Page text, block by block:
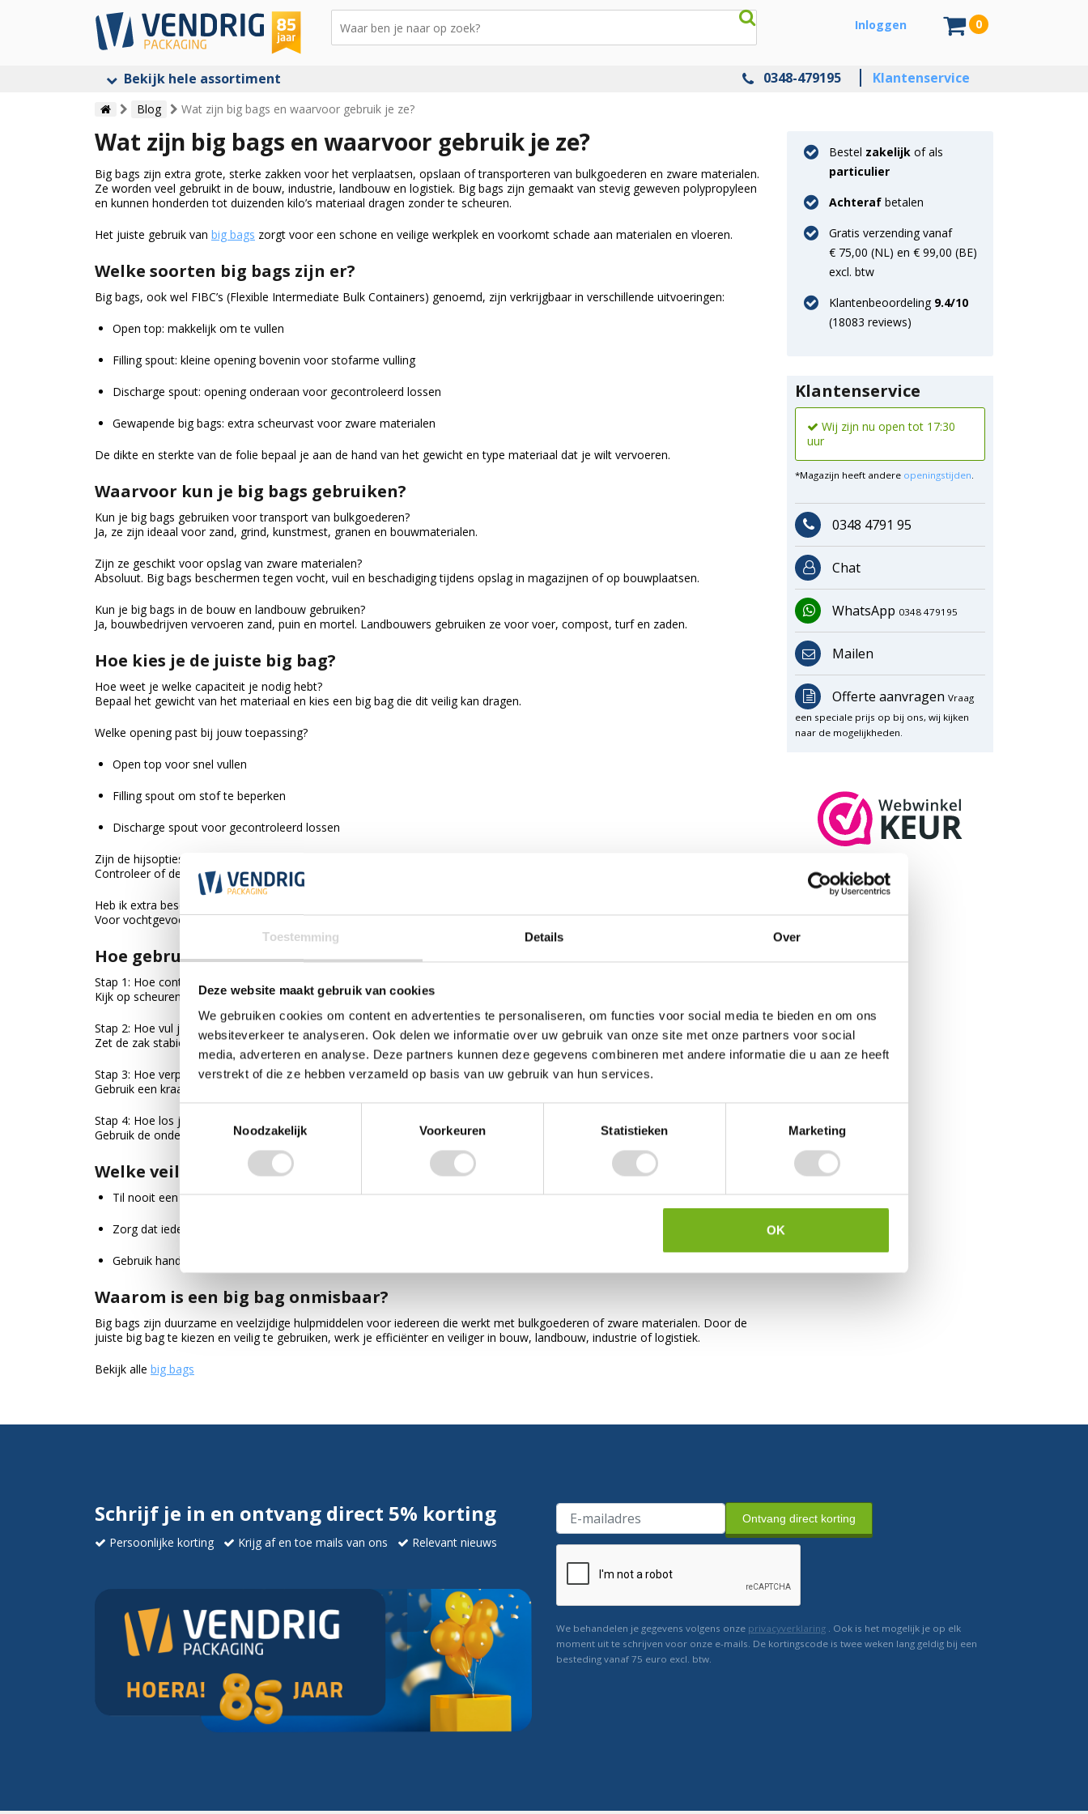
Toestemming Details Over
Deze website maakt gebruik van cookies
We gebruiken cookies om content en advertenties te personaliseren, om functies voor social media te bieden en om ons
websiteverkeer te analyseren. Ook delen we informatie over uw gebruik van onze site met onze partners voor social
media, adverteren en analyse. Deze partners kunnen deze gegevens combineren met andere informatie die u aan ze heeft
verstrekt of die ze hebben verzameld op basis van uw gebruik van hun services.
Noodzakelijk
Voorkeuren Statistieken Marketing
OK
Inloggen 0
Bekijk hele assortiment 0348-479195 Klantenservice
Blog Wat zijn big bags en waarvoor gebruik je ze?
Wat zijn big bags en waarvoor gebruik je ze?
Big bags zijn extra grote, sterke zakken voor het verplaatsen, opslaan of transporteren van bulkgoederen en zware materialen.
Ze worden veel gebruikt in de bouw, industrie, landbouw en logistiek. Big bags zijn gemaakt van stevig geweven polypropyleen
en kunnen honderden tot duizenden kilo’s materiaal dragen zonder te scheuren.
Het juiste gebruik van big bags zorgt voor een schone en veilige werkplek en voorkomt schade aan materialen en vloeren.
Welke soorten big bags zijn er?
Big bags, ook wel FIBC’s (Flexible Intermediate Bulk Containers) genoemd, zijn verkrijgbaar in verschillende uitvoeringen:
Open top: makkelijk om te vullen
Filling spout: kleine opening bovenin voor stofarme vulling
Discharge spout: opening onderaan voor gecontroleerd lossen
Gewapende big bags: extra scheurvast voor zware materialen
De dikte en sterkte van de folie bepaal je aan de hand van het gewicht en type materiaal dat je wilt vervoeren.
Waarvoor kun je big bags gebruiken?
Kun je big bags gebruiken voor transport van bulkgoederen?
Ja, ze zijn ideaal voor zand, grind, kunstmest, granen en bouwmaterialen.
Zijn ze geschikt voor opslag van zware materialen?
Absoluut. Big bags beschermen tegen vocht, vuil en beschadiging tijdens opslag in magazijnen of op bouwplaatsen.
Kun je big bags in de bouw en landbouw gebruiken?
Ja, bouwbedrijven vervoeren zand, puin en mortel. Landbouwers gebruiken ze voor voer, compost, turf en zaden.
Hoe kies je de juiste big bag?
Hoe weet je welke capaciteit je nodig hebt?
Bepaal het gewicht van het materiaal en kies een big bag die dit veilig kan dragen.
Welke opening past bij jouw toepassing?
Open top voor snel vullen
Filling spout om stof te beperken
Discharge spout voor gecontroleerd lossen
Zijn de hijsopties geschikt voor mijn materiaal?
Controleer of de big bag hijslussen heeft die passen bij een kraan of heftruck.
Heb ik extra bescherming nodig?
Voor vochtgevoelige materialen kies je een big bag met liner of coating.
Hoe gebruik je een big bag veilig?
Stap 1: Hoe controleer je de big bag?
Kijk op scheuren, beschadigingen en controleer of de hijslussen goed vastzitten.
Stap 2: Hoe vul je een big bag?
Zet de zak stabiel neer en vul gelijkmatig om kantelen te voorkomen.
Stap 3: Hoe verplaats je een big bag?
Gebruik een kraan of heftruck via de hijslussen. Til recht omhoog voor veiligheid.
Stap 4: Hoe los je een big bag?
Gebruik de onderkant (discharge spout) voor gecontroleerd lossen van materialen.
Welke veiligheidsmaatregelen moet je nemen?
Til nooit een te zwaar beladen big bag zonder de juiste hijsmiddelen
Zorg dat iedereen in de omgeving weet dat de big bag wordt verplaatst
Gebruik handschoenen en beschermende kleding bij ruwe materialen
Waarom is een big bag onmisbaar?
Big bags zijn duurzame en veelzijdige hulpmiddelen voor iedereen die werkt met bulkgoederen of zware materialen. Door de
juiste big bag te kiezen en veilig te gebruiken, werk je efficiënter en veiliger in bouw, landbouw, industrie of logistiek.
Bekijk alle big bags
Bestel zakelijk of als
particulier
Achteraf betalen
Gratis verzending vanaf
€ 75,00 (NL) en € 99,00 (BE)
excl. btw
Klantenbeoordeling 9.4/10
(18083 reviews)
Klantenservice
Wij zijn nu open tot 17:30
uur
*Magazijn heeft andere openingstijden.
0348 4791 95
Chat
WhatsApp 0348 479195
Mailen
Offerte aanvragen Vraag
een speciale prijs op bij ons, wij kijken
naar de mogelijkheden.
Schrijf je in en ontvang direct 5% korting
Persoonlijke korting Krijg af en toe mails van ons Relevant nieuws
Ontvang direct korting
We behandelen je gegevens volgens onze privacyverklaring . Ook is het mogelijk je op elk
moment uit te schrijven voor onze e-mails. De kortingscode is twee weken lang geldig bij een
besteding vanaf 75 euro excl. btw.